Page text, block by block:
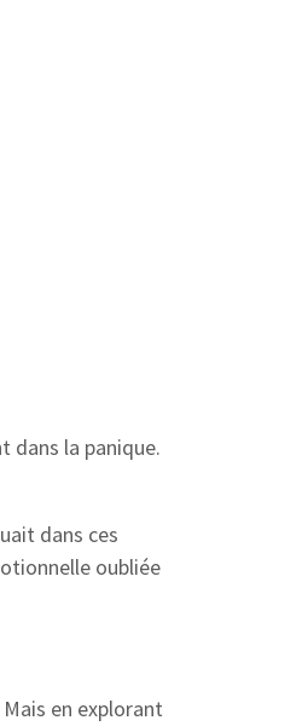
dans la panique.
dans ces
oubliée
en explorant